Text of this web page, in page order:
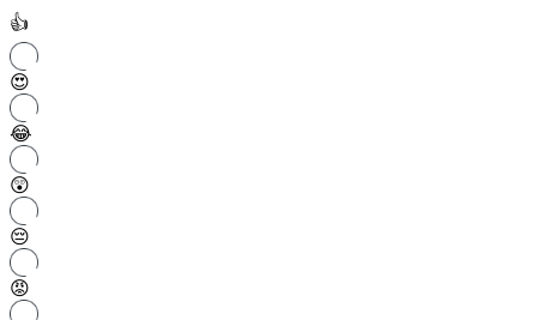
👍
😍
😂
😲
😔
😡